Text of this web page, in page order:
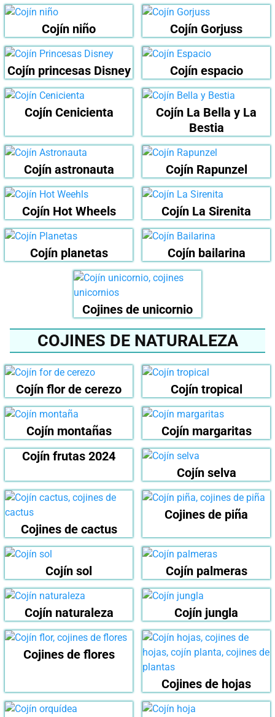
Cojín niño Cojín Gorjuss
Cojín princesas Disney Cojín espacio
Cojín Cenicienta
Cojín La Bella y La
Bestia
Cojín astronauta Cojín Rapunzel
Cojín Hot Wheels Cojín La Sirenita
Cojín planetas Cojín bailarina
Cojines de unicornio
COJINES DE NATURALEZA
Cojín flor de cerezo Cojín tropical
Cojín montañas
Cojín margaritas
Cojín frutas 2024
Cojín selva
Cojines de cactus
Cojines de piña
Cojín sol Cojín palmeras
Cojín naturaleza Cojín jungla
Cojines de flores
Cojines de hojas